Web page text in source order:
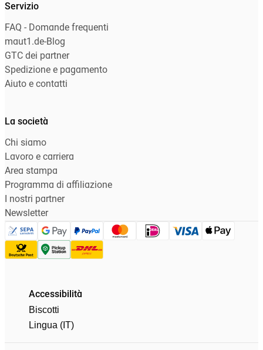
Servizio
FAQ - Domande frequenti
maut1.de-Blog
GTC dei partner
Spedizione e pagamento
Aiuto e contatti
La società
Chi siamo
Lavoro e carriera
Area stampa
Programma di affiliazione
I nostri partner
Newsletter
Accessibilità
Biscotti
Lingua (IT)